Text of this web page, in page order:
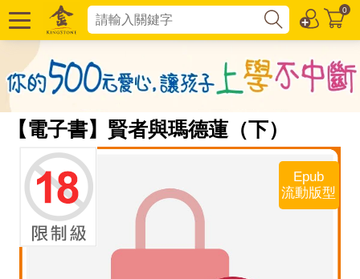
0
【電子書】賢者與瑪德蓮（下）
Epub
流動版型